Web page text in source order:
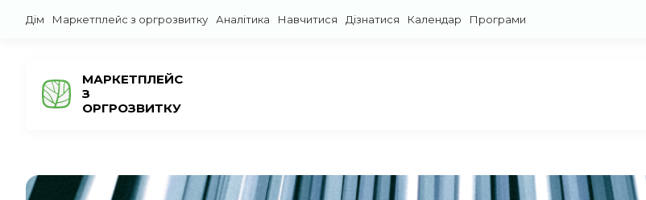
Дім Маркетплейс з оргрозвитку Аналітика Навчитися Дізнатися Календар Програми
МАРКЕТПЛЕЙС
З
ОРГРОЗВИТКУ